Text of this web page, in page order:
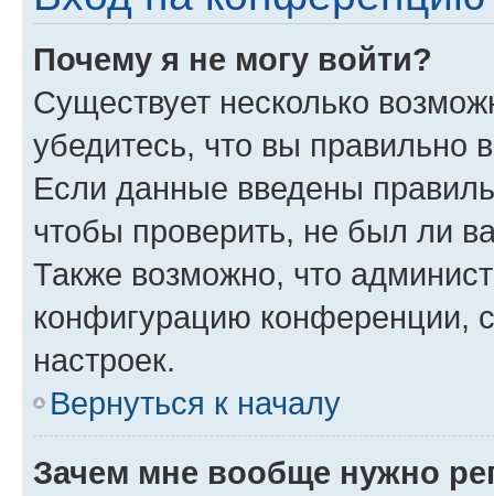
Почему я не могу войти?
Существует несколько
убедитесь, что вы правильно
Если данные введены
чтобы проверить, не был ли
Также возможно, что
конфигурацию конференции,
настроек.
Вернуться к началу
Зачем мне вообще нужно